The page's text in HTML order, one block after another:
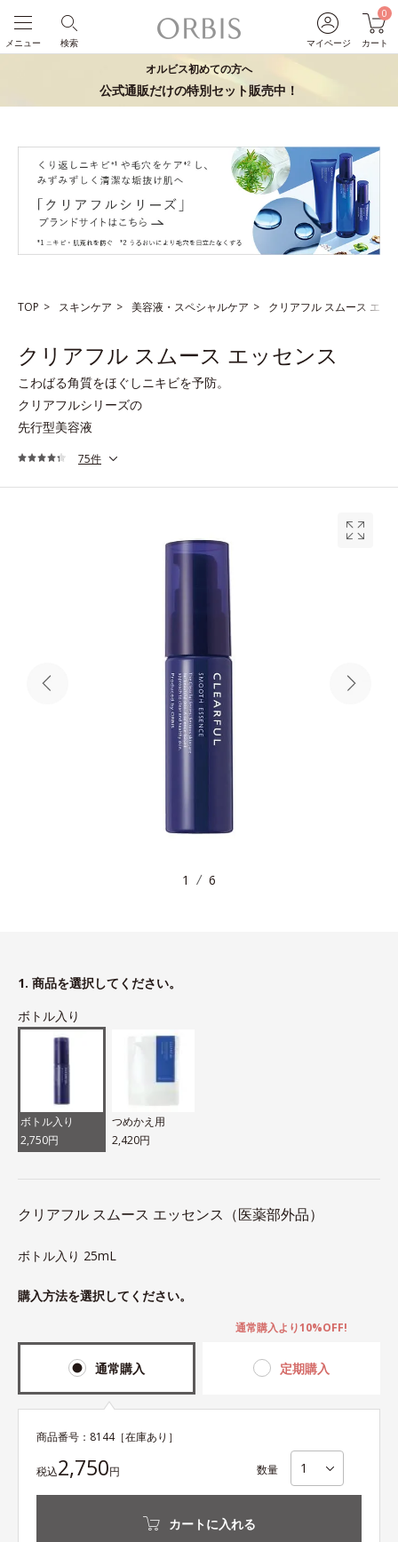
マイページ
0
カート
検索
メニュー
オルビス初めての方へ
公式通販だけの特別セット販売中！
TOP スキンケア 美容液・スペシャルケア クリアフル スムース エッ
クリアフル スムース エッセンス
こわばる角質をほぐしニキビを予防。
クリアフルシリーズの
先行型美容液
75件
1 6
1. 商品を選択してください。
ボトル入り
ボトル入り
2,750円
つめかえ用
2,420円
クリアフル スムース エッセンス（医薬部外品）
ボトル入り 25mL
購入方法を選択してください。
通常購入 定期購入
通常購入より10%OFF!
商品番号： 8144［在庫あり］
税込2,750円 数量
カートに入れる